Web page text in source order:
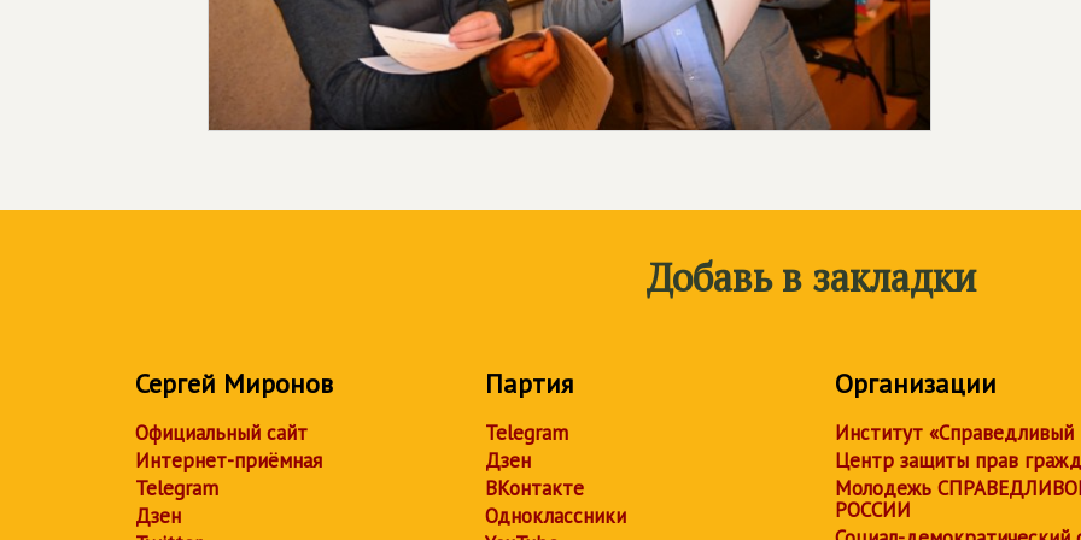
Добавь в закладки
Сергей Миронов
Официальный сайт
Интернет-приёмная
Telegram
Дзен
Партия
Telegram
Дзен
ВКонтакте
Одноклассники
Организации
Институт «Справедливый
Центр защиты прав
Молодежь
РОССИИ